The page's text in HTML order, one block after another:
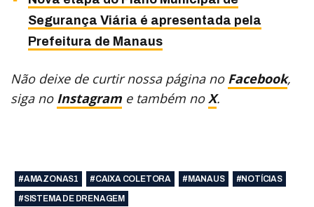
Segurança Viária é apresentada pela
Prefeitura de Manaus
Não deixe de curtir nossa página no Facebook,
siga no Instagram e também noX.
#AMAZONAS1 #CAIXA COLETORA #MANAUS
#NOTÍCIAS
#SISTEMA DE DRENAGEM